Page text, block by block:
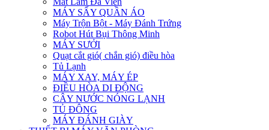
MÁY SẤY QUẦN ÁO
Máy Trộn Bột - Máy Đánh Trứng
Robot Hút Bụi Thông Minh
MÁY SƯỞI
Quạt cắt gió( chắn gió) điều hòa
Tủ Lạnh
MÁY XAY, MÁY ÉP
ĐIỀU HÒA DI ĐỘNG
CÂY NƯỚC NÓNG LẠNH
TỦ ĐÔNG
MÁY ĐÁNH GIÀY